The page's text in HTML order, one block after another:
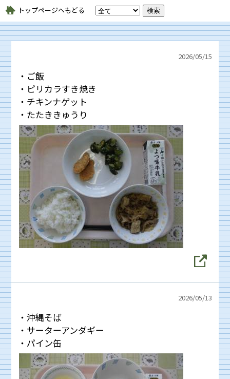
トップページへもどる
2026/05/15
・ご飯
・ピリカラすき焼き
・チキンナゲット
・たたききゅうり
2026/05/13
・沖縄そば
・サーターアンダギー
・パイン缶